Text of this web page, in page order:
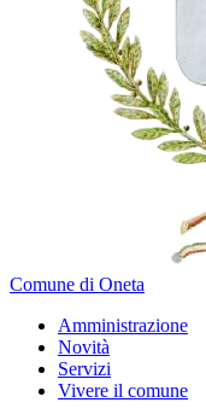
Comune di Oneta
Amministrazione
Novità
Servizi
Vivere il comune